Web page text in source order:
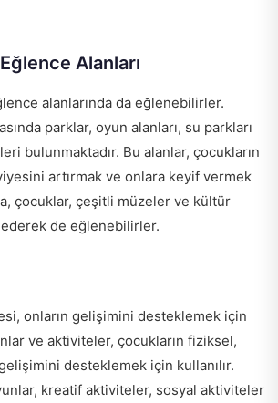
Alanları
alanlarında da eğlenebilirler.
parklar, oyun alanları, su parkları
bulunmaktadır. Bu alanlar, çocukların
artırmak ve onlara keyif vermek
çocuklar, çeşitli müzeler ve kültür
de eğlenebilirler.
onların gelişimini desteklemek için
ve aktiviteler, çocukların fiziksel,
desteklemek için kullanılır.
kreatif aktiviteler, sosyal aktiviteler